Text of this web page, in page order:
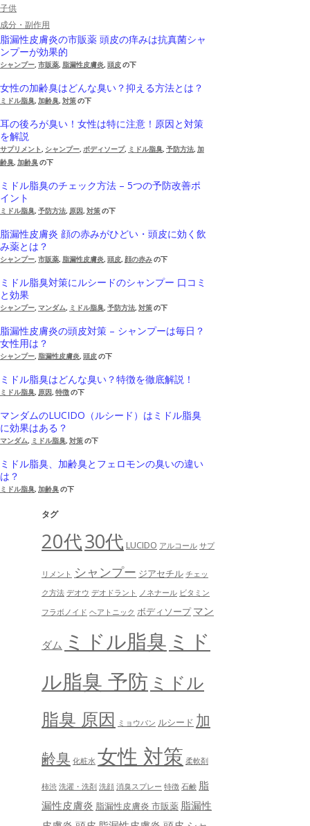
子供
成分・副作用
脂漏性皮膚炎の市販薬 頭皮の痒みは抗真菌シャ
ンプーが効果的
シャンプー, 市販薬, 脂漏性皮膚炎, 頭皮の下
女性の加齢臭はどんな臭い？抑える方法とは？
ミドル脂臭, 加齢臭, 対策の下
耳の後ろが臭い！女性は特に注意！原因と対策
を解説
サプリメント, シャンプー, ボディソープ, ミドル脂臭, 予防方法, 加
齢臭, 加齢臭の下
ミドル脂臭のチェック方法 – 5つの予防改善ポ
イント
ミドル脂臭, 予防方法, 原因, 対策の下
脂漏性皮膚炎 顔の赤みがひどい・頭皮に効く飲
み薬とは？
シャンプー, 市販薬, 脂漏性皮膚炎, 頭皮, 顔の赤みの下
ミドル脂臭対策にルシードのシャンプー 口コミ
と効果
シャンプー, マンダム, ミドル脂臭, 予防方法, 対策の下
脂漏性皮膚炎の頭皮対策 – シャンプーは毎日？
女性用は？
シャンプー, 脂漏性皮膚炎, 頭皮の下
ミドル脂臭はどんな臭い？特徴を徹底解説！
ミドル脂臭, 原因, 特徴の下
マンダムのLUCIDO（ルシード）はミドル脂臭
に効果はある？
マンダム, ミドル脂臭, 対策の下
ミドル脂臭、加齢臭とフェロモンの臭いの違い
は？
ミドル脂臭, 加齢臭の下
タグ
20代30代 LUCIDO アルコール サプ
リメント シャンプー ジアセチル チェッ
ク方法 デオウ デオドラント ノネナール ビタミン
フラボノイド ヘアトニック ボディソープ マン
ダム ミドル脂臭 ミド
ル脂臭 予防 ミドル
脂臭 原因 ミョウバン ルシード 加
齢臭 化粧水 女性 対策 柔軟剤
柿渋 洗濯・洗剤 洗顔 消臭スプレー 特徴 石鹸 脂
漏性皮膚炎 脂漏性皮膚炎 市販薬 脂漏性